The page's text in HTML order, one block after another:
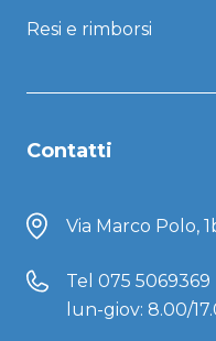
Resi e rimborsi
Contatti
Via Marco Polo,
Tel 075 5069369
lun-giov: 8.00/